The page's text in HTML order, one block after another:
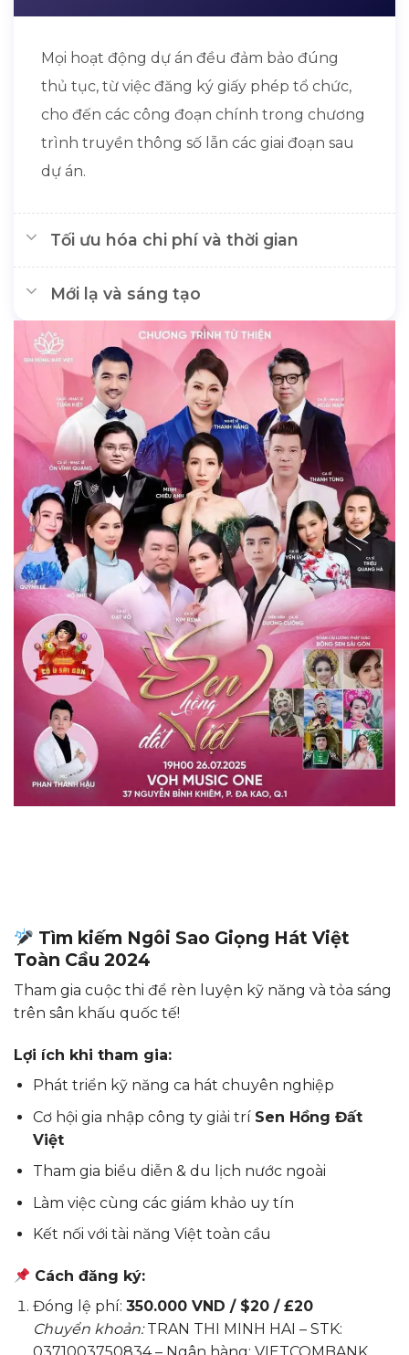
Mọi hoạt động dự án đều đảm bảo đúng
thủ tục, từ việc đăng ký giấy phép tổ chức,
cho đến các công đoạn chính trong chương
trình truyền thông số lẫn các giai đoạn sau
dự án.
Tối ưu hóa chi phí và thời gian
Mới lạ và sáng tạo
Tìm kiếm Ngôi Sao Giọng Hát Việt
Toàn Cầu 2024
Tham gia cuộc thi để rèn luyện kỹ năng và tỏa sáng
trên sân khấu quốc tế!
Lợi ích khi tham gia:
Phát triển kỹ năng ca hát chuyên nghiệp
Cơ hội gia nhập công ty giải trí Sen Hồng Đất
Việt
Tham gia biểu diễn & du lịch nước ngoài
Làm việc cùng các giám khảo uy tín
Kết nối với tài năng Việt toàn cầu
Cách đăng ký:
Đóng lệ phí: 350.000 VND / $20 / £20
Chuyển khoản:TRAN THI MINH HAI – STK: